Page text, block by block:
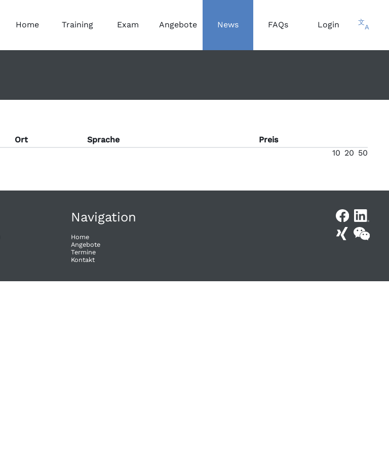
Home Training Exam Angebote News FAQs Login 文
A
Ort Sprache Preis
10 20 50
Navigation
Home
Angebote
Termine
Kontakt